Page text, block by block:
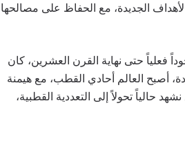
الجديدة، مع الحفاظ على مصالحها
فعلياً حتى نهاية القرن العشرين، كان
أصبح العالم أحادي القطب، مع هيمنة
حالياً تحولاً إلى التعددية القطبية،